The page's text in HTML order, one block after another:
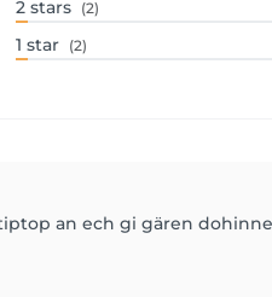
2 stars (2)
1 star (2)
an ech gi gären